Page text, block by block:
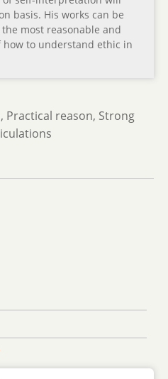
basis. His works can be
most reasonable and
to understand ethic in
Practical reason, Strong